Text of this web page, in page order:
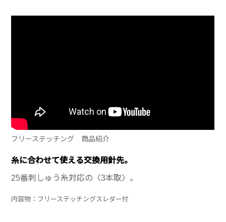
フリーステッチング 商品紹介
糸に合わせて使える交換用針先。
25番刺しゅう糸対応の〈3本取〉。
内容物：フリーステッチングスレダー付